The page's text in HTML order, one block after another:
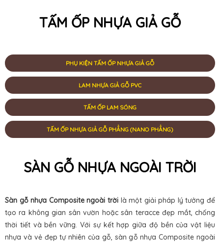
TẤM ỐP NHỰA GIẢ GỖ
PHỤ KIỆN TẤM ỐP NHỰA GIẢ GỖ
LAM NHỰA GIẢ GỖ PVC
TẤM ỐP LAM SÓNG
TẤM ỐP NHỰA GIẢ GỖ PHẲNG (NANO PHẲNG)
SÀN GỖ NHỰA NGOÀI TRỜI
Sàn gỗ nhựa Composite ngoài trờilà một giải pháp lý tưởng để
tạo ra không gian sân vườn hoặc sân teracce đẹp mắt, chống
thời tiết và bền vững. Với sự kết hợp giữa độ bền của vật liệu
nhựa và vẻ đẹp tự nhiên của gỗ, sàn gỗ nhựa Composite ngoài